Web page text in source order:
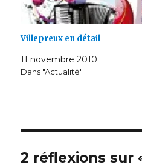
Villepreux en détail
11 novembre 2010
Dans "Actualité"
2 réflexions sur